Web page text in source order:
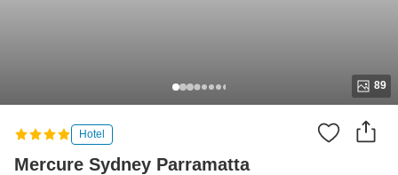
89
Hotel
Mercure Sydney Parramatta